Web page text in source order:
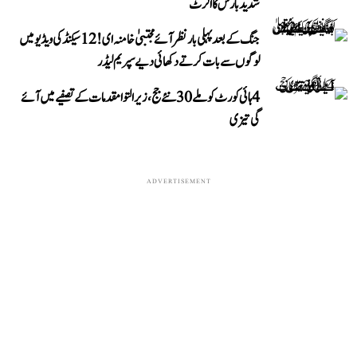
شدید بارش کا الرٹ
جنگ کے بعد پہلی بار نظر آئے مجتبیٰ خامنہ ای! 12 سیکنڈ کی ویڈیو میں
لوگوں سے بات کرتے دکھائی دیے سپریم لیڈر
4 ہائی کورٹ کو ملے 30 نئے جج، زیر التوا مقدمات کے تصفیے میں آئے
گی تیزی
ADVERTISEMENT